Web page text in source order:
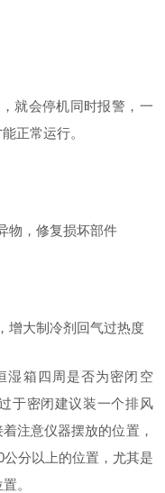
就会停机同时报警，一
正常运行。
物，修复损坏部件
增大制冷剂回气过热度
湿箱四周是否为密闭空
于密闭建议装一个排风
注意仪器摆放的位置，
分以上的位置，尤其是
。